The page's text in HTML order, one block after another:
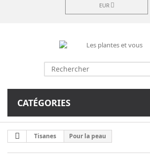
EUR
CATÉGORIES
Tisanes Pour la peau